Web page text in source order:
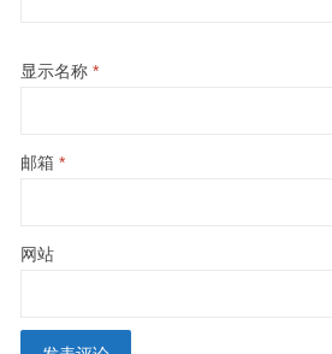
显示名称 *
邮箱 *
网站